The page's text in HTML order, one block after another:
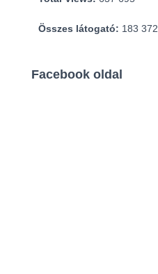
Összes látogató: 183 372
Facebook oldal